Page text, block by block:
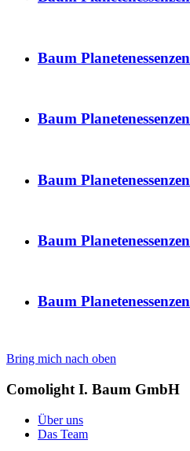
Baum
Baum
Baum
Baum
Baum
Bring mich nach oben
Comolight I. Baum GmbH
Über uns
Das Team